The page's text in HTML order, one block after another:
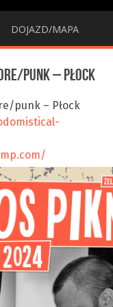
DOJAZD/MAPA
core/punk – Płock
punk – Płock